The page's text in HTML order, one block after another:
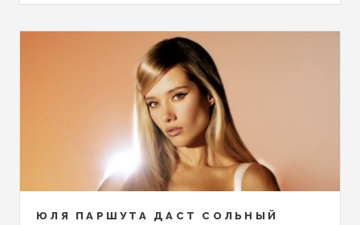
ЮЛЯ ПАРШУТА ДАСТ СОЛЬНЫЙ